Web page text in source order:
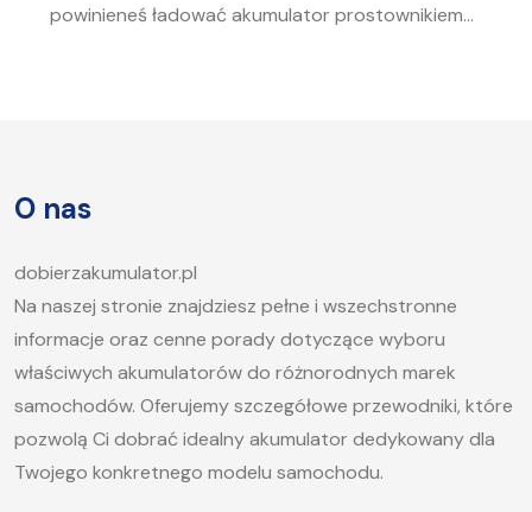
powinieneś ładować akumulator prostownikiem?
jak długo ładować akumulator samochodowy i
O nas
dobierzakumulator.pl
Na naszej stronie znajdziesz pełne i wszechstronne
informacje oraz cenne porady dotyczące wyboru
właściwych akumulatorów do różnorodnych marek
samochodów. Oferujemy szczegółowe przewodniki, które
pozwolą Ci dobrać idealny akumulator dedykowany dla
Twojego konkretnego modelu samochodu.